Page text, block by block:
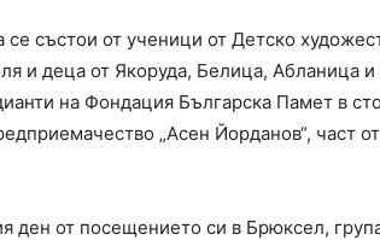
се състои от ученици от Детско
и деца от Якоруда, Белица, Абланица
на Фондация Българска Памет в
„Асен Йорданов“, част
ден от посещението си в Брюксел,